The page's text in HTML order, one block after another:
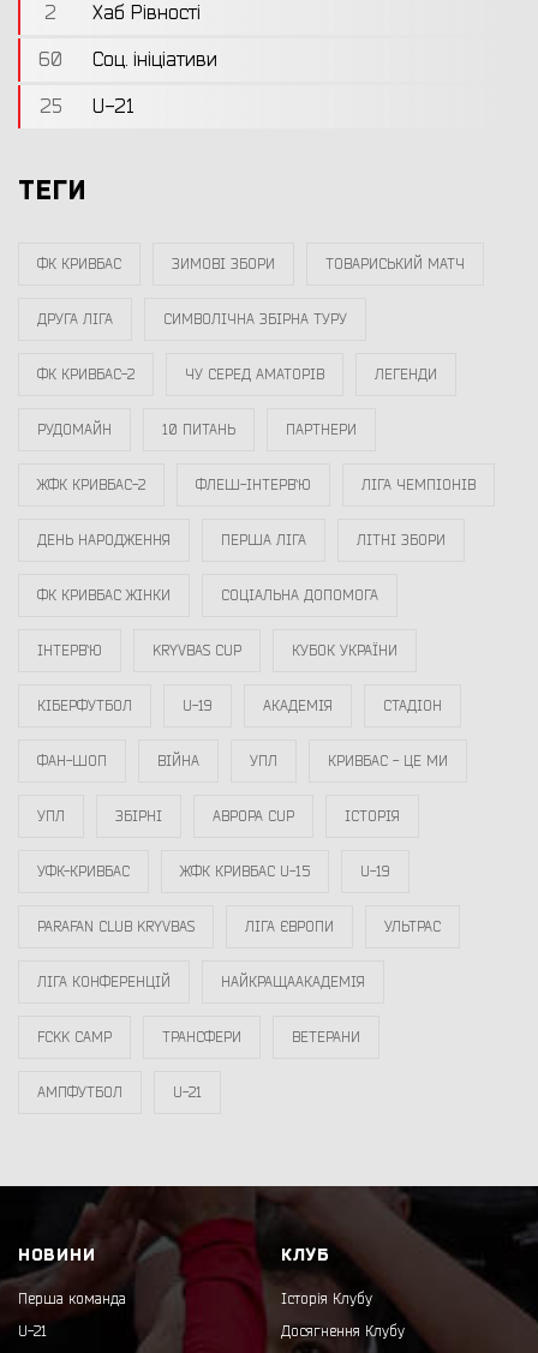
2
Хаб Рівності
60
Соц. ініціативи
25
U-21
ТЕГИ
ФК КРИВБАС ЗИМОВІ ЗБОРИ ТОВАРИСЬКИЙ МАТЧ
ДРУГА ЛІГА СИМВОЛІЧНА ЗБІРНА ТУРУ
ФК КРИВБАС-2 ЧУ СЕРЕД АМАТОРІВ ЛЕГЕНДИ
РУДОМАЙН 10 ПИТАНЬ ПАРТНЕРИ
ЖФК КРИВБАС-2 ФЛЕШ-ІНТЕРВ`Ю ЛІГА ЧЕМПІОНІВ
ДЕНЬ НАРОДЖЕННЯ ПЕРША ЛІГА ЛІТНІ ЗБОРИ
ФК КРИВБАС ЖІНКИ СОЦІАЛЬНА ДОПОМОГА
ІНТЕРВ`Ю KRYVBAS CUP КУБОК УКРАЇНИ
КІБЕРФУТБОЛ U-19 АКАДЕМІЯ СТАДІОН
ФАН-ШОП ВІЙНА УПЛ КРИВБАС - ЦЕ МИ
УПЛ ЗБІРНІ АВРОРА CUP ІСТОРІЯ
УФК-КРИВБАС ЖФК КРИВБАС U-15 U-19
PARAFAN CLUB KRYVBAS ЛІГА ЄВРОПИ УЛЬТРАС
ЛІГА КОНФЕРЕНЦІЙ НАЙКРАЩААКАДЕМІЯ
FCKK CAMP ТРАНСФЕРИ ВЕТЕРАНИ
АМПФУТБОЛ U-21
НОВИНИ
Перша команда
U-21
КЛУБ
Історія Клубу
Досягнення Клубу